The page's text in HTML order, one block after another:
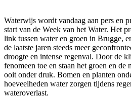
Waterwijs wordt vandaag aan pers en
start van de Week van het Water. Het
link tussen water en groen in Brugge,
de laatste jaren steeds meer
droogte en intense regenval. Door de
fenomeen toe en staan het groen en de
ooit onder druk. Bomen en planten
hoeveelheden water zorgen tijdens
wateroverlast.